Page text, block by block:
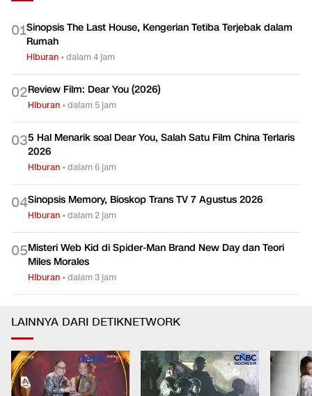
01Sinopsis The Last House, Kengerian Tetiba Terjebak dalam
Rumah
Hiburan •dalam 4 jam
02Review Film: Dear You (2026)
Hiburan •dalam 5 jam
035 Hal Menarik soal Dear You, Salah Satu Film China Terlaris
2026
Hiburan •dalam 6 jam
04Sinopsis Memory, Bioskop Trans TV 7 Agustus 2026
Hiburan •dalam 2 jam
05Misteri Web Kid di Spider-Man Brand New Day dan Teori
Miles Morales
Hiburan •dalam 3 jam
LAINNYA DARI DETIKNETWORK